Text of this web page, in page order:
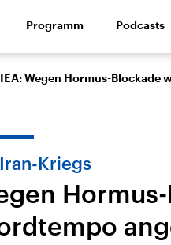
Wirtschaft Wissen
USA
Aktuelle Beiträge,
Programm Podcasts
IEA: Wegen Hormus-
Kriegs